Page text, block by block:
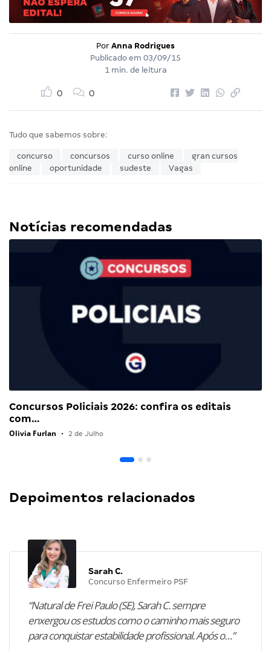
Por Anna Rodrigues
Publicado em 03/09/15
1 min. de leitura
0 0
Tudo que sabemos sobre:
concurso concursos curso online
gran cursos
online
oportunidade sudeste Vagas
Notícias recomendadas
Concursos Policiais 2026: confira os editais
com…
Olivia Furlan • 2 de Julho
Depoimentos relacionados
Sarah C.
Concurso Enfermeiro PSF
“Natural de Frei Paulo (SE), Sarah C. sempre
enxergou os estudos como o caminho mais seguro
para conquistar estabilidade profissional. Após o…”